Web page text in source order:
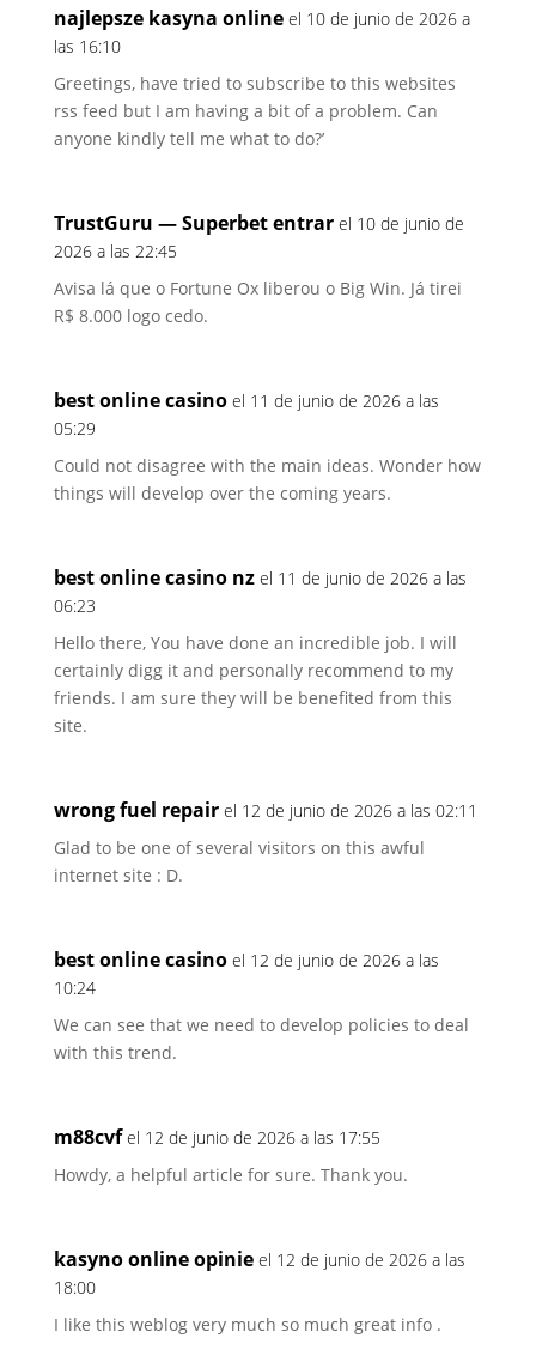
najlepsze kasyna online el 10 de junio de 2026 a
las 16:10
Greetings, have tried to subscribe to this websites
rss feed but I am having a bit of a problem. Can
anyone kindly tell me what to do?’
TrustGuru — Superbet entrar el 10 de junio de
2026 a las 22:45
Avisa lá que o Fortune Ox liberou o Big Win. Já tirei
R$ 8.000 logo cedo.
best online casino el 11 de junio de 2026 a las
05:29
Could not disagree with the main ideas. Wonder how
things will develop over the coming years.
best online casino nz el 11 de junio de 2026 a las
06:23
Hello there, You have done an incredible job. I will
certainly digg it and personally recommend to my
friends. I am sure they will be benefited from this
site.
wrong fuel repair el 12 de junio de 2026 a las 02:11
Glad to be one of several visitors on this awful
internet site : D.
best online casino el 12 de junio de 2026 a las
10:24
We can see that we need to develop policies to deal
with this trend.
m88cvf el 12 de junio de 2026 a las 17:55
Howdy, a helpful article for sure. Thank you.
kasyno online opinie el 12 de junio de 2026 a las
18:00
I like this weblog very much so much great info .